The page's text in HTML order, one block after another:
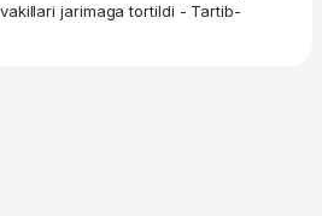
jarimaga tortildi - Tartib-